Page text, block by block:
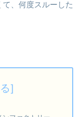
て、何度スルーした